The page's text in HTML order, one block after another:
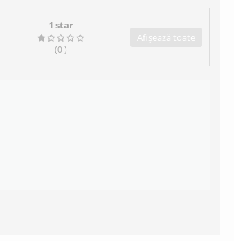
1 star
(0 )
Afișează toate